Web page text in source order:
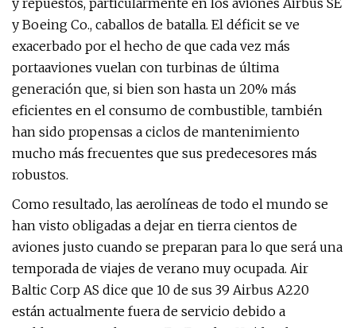
y repuestos, particularmente en los aviones Airbus SE
y Boeing Co., caballos de batalla. El déficit se ve
exacerbado por el hecho de que cada vez más
portaaviones vuelan con turbinas de última
generación que, si bien son hasta un 20% más
eficientes en el consumo de combustible, también
han sido propensas a ciclos de mantenimiento
mucho más frecuentes que sus predecesores más
robustos.
Como resultado, las aerolíneas de todo el mundo se
han visto obligadas a dejar en tierra cientos de
aviones justo cuando se preparan para lo que será una
temporada de viajes de verano muy ocupada. Air
Baltic Corp AS dice que 10 de sus 39 Airbus A220
están actualmente fuera de servicio debido a